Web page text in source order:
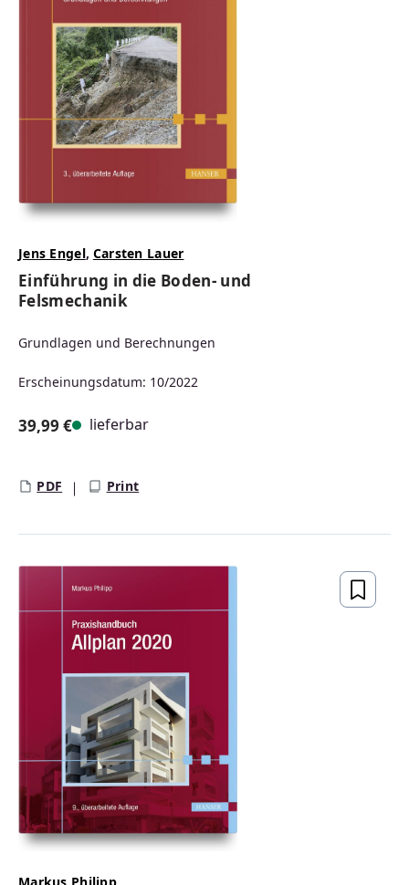
Jens Engel, Carsten Lauer
Einführung in die Boden- und
Felsmechanik
Grundlagen und Berechnungen
Erscheinungsdatum: 10/2022
39,99 € lieferbar
PDF Print